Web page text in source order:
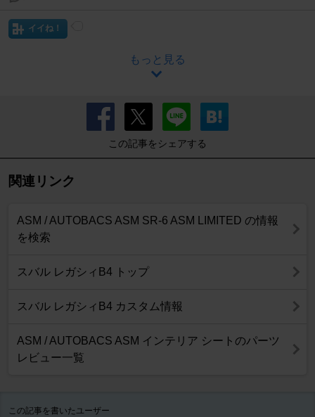
イイね！
もっと見る
この記事をシェアする
関連リンク
ASM / AUTOBACS ASM SR-6 ASM LIMITED の情報
を検索
スバル レガシィB4 トップ
スバル レガシィB4 カスタム情報
ASM / AUTOBACS ASM インテリア シートのパーツ
レビュー一覧
この記事を書いたユーザー